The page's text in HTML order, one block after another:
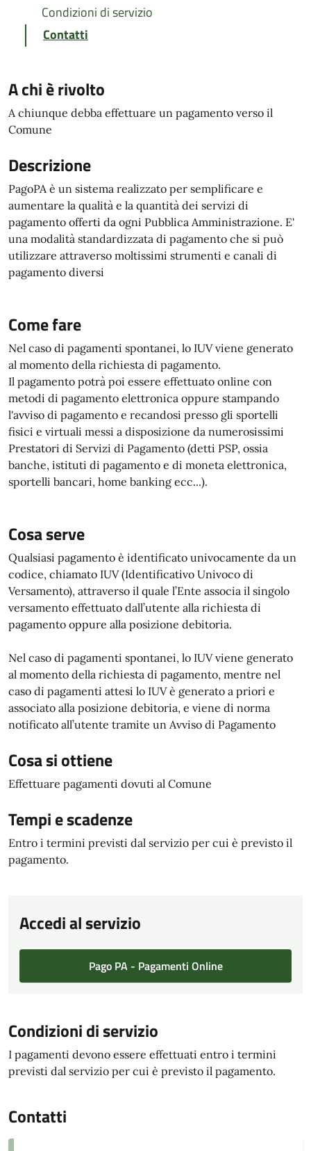
Condizioni di servizio
Contatti
A chi è rivolto
A chiunque debba effettuare un pagamento verso il
Comune
Descrizione
PagoPA è un sistema realizzato per semplificare e
aumentare la qualità e la quantità dei servizi di
pagamento offerti da ogni Pubblica Amministrazione. E'
una modalità standardizzata di pagamento che si può
utilizzare attraverso moltissimi strumenti e canali di
pagamento diversi
Come fare
Nel caso di pagamenti spontanei, lo IUV viene generato
al momento della richiesta di pagamento.
Il pagamento potrà poi essere effettuato online con
metodi di pagamento elettronica oppure stampando
l'avviso di pagamento e recandosi presso gli sportelli
fisici e virtuali messi a disposizione da numerosissimi
Prestatori di Servizi di Pagamento (detti PSP, ossia
banche, istituti di pagamento e di moneta elettronica,
sportelli bancari, home banking ecc...).
Cosa serve
Qualsiasi pagamento è identificato univocamente da un
codice, chiamato IUV (Identificativo Univoco di
Versamento), attraverso il quale l’Ente associa il singolo
versamento effettuato dall’utente alla richiesta di
pagamento oppure alla posizione debitoria.
Nel caso di pagamenti spontanei, lo IUV viene generato
al momento della richiesta di pagamento, mentre nel
caso di pagamenti attesi lo IUV è generato a priori e
associato alla posizione debitoria, e viene di norma
notificato all’utente tramite un Avviso di Pagamento
Cosa si ottiene
Effettuare pagamenti dovuti al Comune
Tempi e scadenze
Entro i termini previsti dal servizio per cui è previsto il
pagamento.
Accedi al servizio
Pago PA - Pagamenti Online
Condizioni di servizio
I pagamenti devono essere effettuati entro i termini
previsti dal servizio per cui è previsto il pagamento.
Contatti